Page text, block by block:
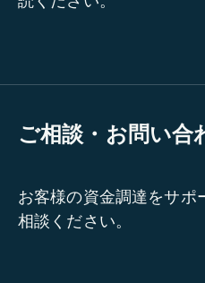
ご相談・お問い合
お客様の資金調達をサポ
相談ください。